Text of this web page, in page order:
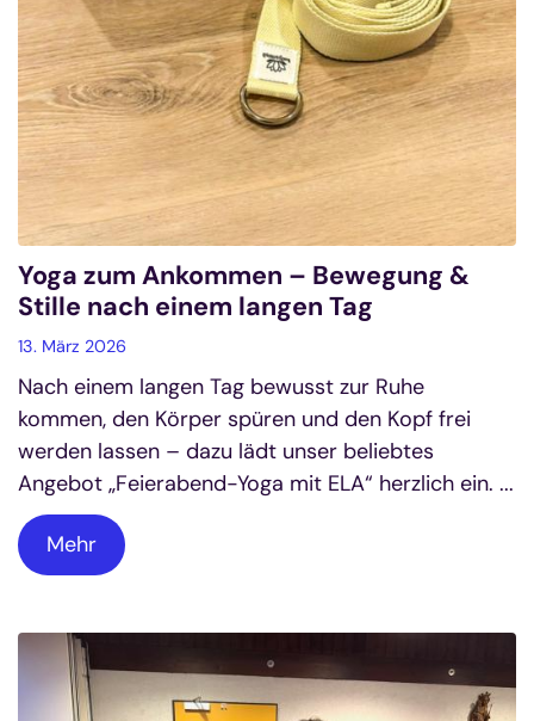
Yoga zum Ankommen – Bewegung &
Stille nach einem langen Tag
13. März 2026
Nach einem langen Tag bewusst zur Ruhe
kommen, den Körper spüren und den Kopf frei
werden lassen – dazu lädt unser beliebtes
Angebot „Feierabend-Yoga mit ELA“ herzlich ein. ...
Mehr